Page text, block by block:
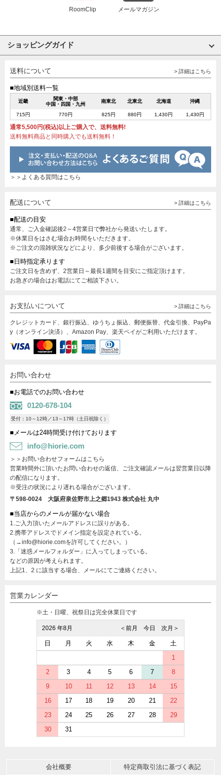
RoomClip メールマガジン
ショッピングガイド
送料について > 詳細はこちら
■地域別送料一覧
近畿
関東・中部
中国・四国・九州
南東北 北東北 北海道 沖縄
715円 770円 825円 880円 1,430円 1,430円
通常5,500円(税込)以上ご購入で、送料無料!
送料無料商品と同時購入でも送料無料！
＞＞よくある質問はこちら
配送について > 詳細はこちら
■配送の目安
通常、ご入金確認後2～4営業日で弊社から発送いたします。
※休業日をはさむ場合お時間をいただきます。
※ご注文の混雑状況などにより、多少前後する場合がございます。
■日時指定承ります
ご注文日を含めず、2営業日～最長1週間を目安にご指定頂けます。
お急ぎの場合はお電話にてご相談下さい。
お支払いについて > 詳細はこちら
クレジットカード、銀行振込、ゆうちょ振込、郵便振替、代金引換、PayPa
y（オンライン決済）、Amazon Pay、楽天ペイがご利用いただけます。
お問い合わせ
■お電話でのお問い合わせ
0120-678-104
受付：10～12時／13～17時（土日祝除く）
■メールは24時間受け付けております
info@hiorie.com
＞＞お問い合わせフォームはこちら
営業時間外に頂いたお問い合わせの返信、ご注文確認メールは翌営業日以降
の配信になります。
※受注の状況により遅れる場合がございます。
〒598-0024 大阪府泉佐野市上之郷1943 株式会社 丸中
■当店からのメールが届かない場合
1.ご入力頂いたメールアドレスに誤りがある。
2.携帯アドレスでドメイン指定を設定されている。
（→info@hiorie.comを許可してください。）
3.「迷惑メールフォルダー」に入ってしまっている。
などの原因が考えられます。
上記1、2 に該当する場合、メールにてご連絡ください。
営業カレンダー
※土・日曜、祝祭日は完全休業日です
2026 年8月 次月＞
今日
＜前月
日 月 火 水 木 金
土
1
2
3 4 5 6 7
8
9
10 11 12 13 14
15
16
17 18 19 20 21
22
23
24 25 26 27 28
29
30
31
会社概要 特定商取引法に基づく表記